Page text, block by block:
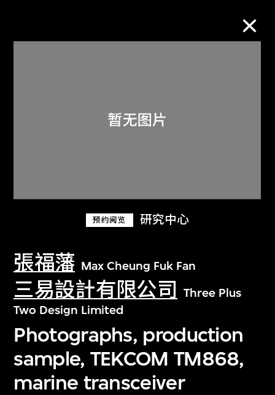
预约阅览 研究中心
張福藩 Max Cheung Fuk Fan
三易設計有限公司
Three Plus
Two Design Limited
Photographs, production
sample, TEKCOM TM868,
marine transceiver
关于M+藏品
探索世界顶级的二十及二十一世纪视觉
文化藏品。